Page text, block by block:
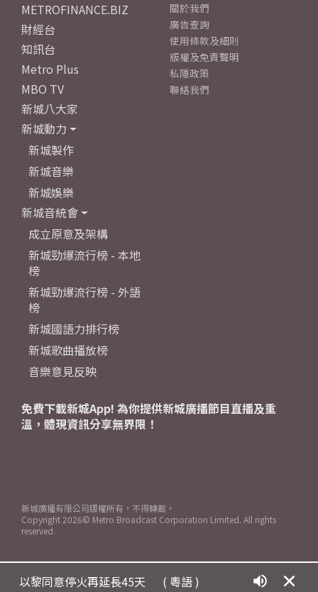
以黎同意停火再延長45天 ( 粵語 )
METROFINANCE.BIZ
財經台
知訊台
Metro Plus
MBO TV
新城八大家
新城動力
新城製作
新城音樂
新城娛樂
新城音統會
成立原意及架構
新城勁爆流行榜 - 本地
榜
新城勁爆流行榜 - 外語
榜
新城國語力排行榜
新城歌曲播放榜
音樂意見反映
關於我們
廣告查詢
使用條款及細則
版權及免責聲明
私隱政策
聯絡我們
免費下載新城App! 為你提供新城廣播節目直播及重
溫，體現資訊分享無界限！
新城廣播有限公司版權所有，不得轉載。
Copyright 2026© Metro Broadcast Corporation Limited. All rights
reserved.